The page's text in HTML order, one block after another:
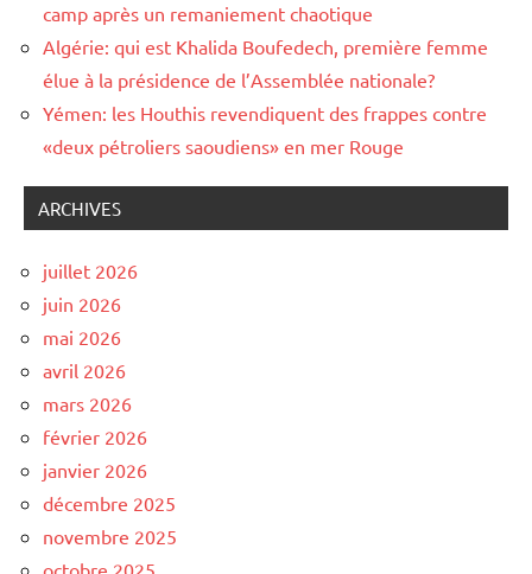
camp après un remaniement chaotique
Algérie: qui est Khalida Boufedech, première femme
élue à la présidence de l’Assemblée nationale?
Yémen: les Houthis revendiquent des frappes contre
«deux pétroliers saoudiens» en mer Rouge
ARCHIVES
juillet 2026
juin 2026
mai 2026
avril 2026
mars 2026
février 2026
janvier 2026
décembre 2025
novembre 2025